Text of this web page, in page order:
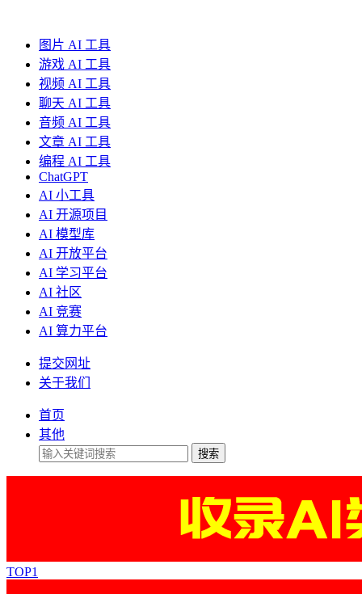
图片 AI 工具
游戏 AI 工具
视频 AI 工具
聊天 AI 工具
音频 AI 工具
文章 AI 工具
编程 AI 工具
ChatGPT
AI 小工具
AI 开源项目
AI 模型库
AI 开放平台
AI 学习平台
AI 社区
AI 竞赛
AI 算力平台
提交网址
关于我们
首页
其他
搜索
TOP1